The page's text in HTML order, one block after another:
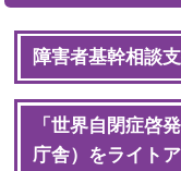
障害者基幹相談
「世界自閉症啓
庁舎）をライト